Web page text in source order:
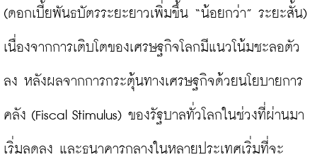
(ดอกเบี้ยพันธบัตรระยะยาวเพิ่มขึ้น “น้อยกว่า” ระยะสั้น)
เนื่องจากการเติบโตของเศรษฐกิจโลกมีแนวโน้มชะลอตัว
ลง หลังผลจากการกระตุ้นทางเศรษฐกิจด้วยนโยบายการ
คลัง (Fiscal Stimulus) ของรัฐบาลทั่วโลกในช่วงที่ผ่านมา
เริ่มลดลง และธนาคารกลางในหลายประเทศเริ่มที่จะ